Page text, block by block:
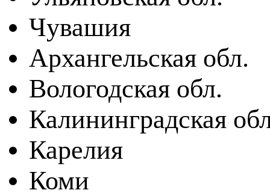
Чувашия
Архангельская обл.
Вологодская обл.
Калининградская
Карелия
Коми